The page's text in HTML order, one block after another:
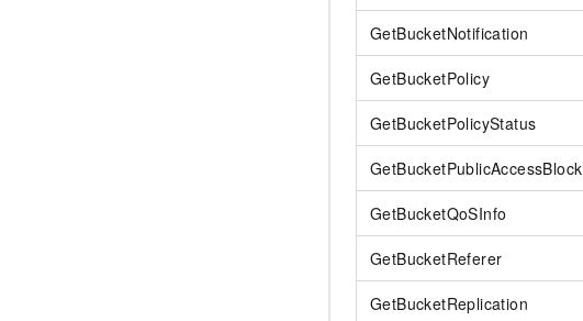
GetBucketNotification
GetBucketPolicy
GetBucketPolicyStatus
GetBucketPublicAccessBlock
GetBucketQoSInfo
GetBucketReferer
GetBucketReplication